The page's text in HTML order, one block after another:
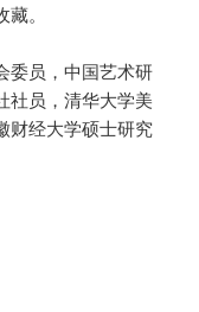
。
委员，中国艺术研
社员，清华大学美
财经大学硕士研究